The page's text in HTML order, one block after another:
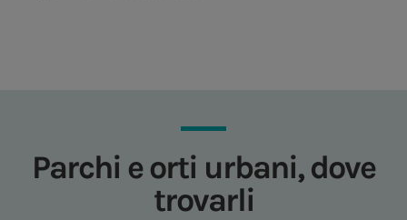
Parchi e orti urbani, dove
trovarli